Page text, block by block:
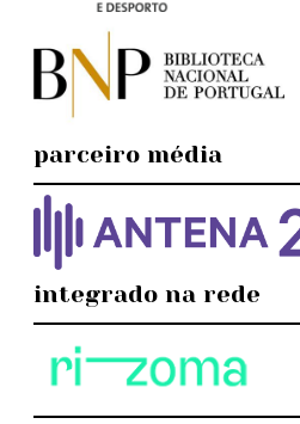
parceiro média
integrado na rede